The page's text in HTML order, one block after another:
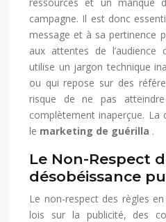
campagne. Il est donc
message et à sa pertinence
aux attentes de l’audience
utilise un jargon technique
ou qui repose sur des
risque de ne pas
complètement inaperçue. La
le marketing de guérilla .
Le Non-Respect
désobéissance
Le non-respect des règles en
lois sur la publicité, des